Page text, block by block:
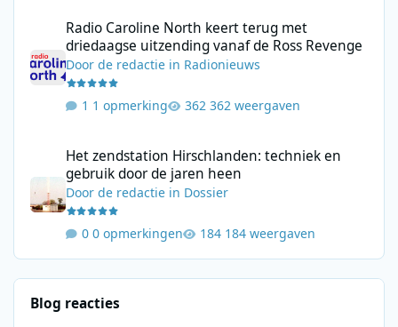
Radio Caroline North keert terug met
driedaagse uitzending vanaf de Ross Revenge
Doorde redactie in Radionieuws
1 opmerking 362 weergaven
Het zendstation Hirschlanden: techniek en
gebruik door de jaren heen
Doorde redactie in Dossier
0 opmerkingen 184 weergaven
Blog reacties